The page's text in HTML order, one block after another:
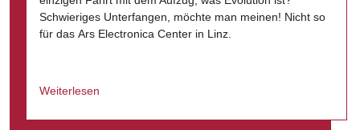
Schwieriges Unterfangen, möchte man meinen! Nicht so
für das Ars Electronica Center in Linz.
Weiterlesen